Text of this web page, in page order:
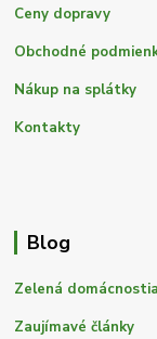
Ceny dopravy
Obchodné
Nákup na splátky
Kontakty
Blog
Zelená
Zaujímavé články